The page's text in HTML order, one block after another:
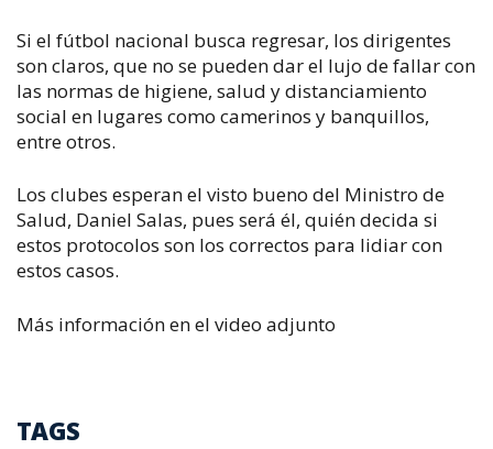
Si el fútbol nacional busca regresar, los dirigentes
son claros, que no se pueden dar el lujo de fallar con
las normas de higiene, salud y distanciamiento
social en lugares como camerinos y banquillos,
entre otros.
Los clubes esperan el visto bueno del Ministro de
Salud, Daniel Salas, pues será él, quién decida si
estos protocolos son los correctos para lidiar con
estos casos.
Más información en el video adjunto
TAGS